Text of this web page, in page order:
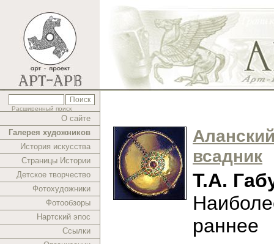
Расширенный поиск
О сайте
Галерея художников
История искусства
Страницы Истории
Детское творчество
Фотохудожники
Фотообзоры
Нартский эпос
Ссылки
всадник
Т.А.
раннее